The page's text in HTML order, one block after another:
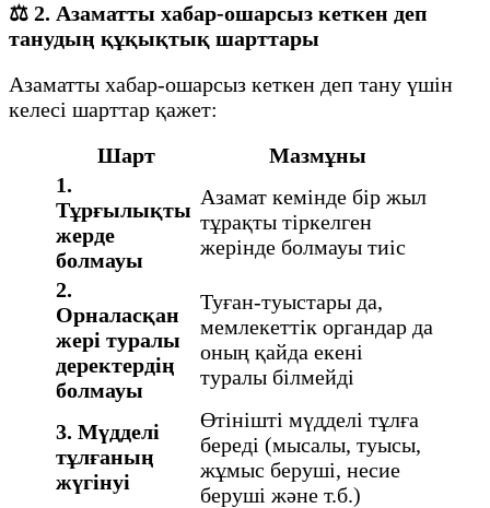
⚖️ 2. Азаматты хабар-ошарсыз кеткен деп
танудың құқықтық шарттары
Азаматты хабар-ошарсыз кеткен деп тану үшін
келесі шарттар қажет:
Шарт
Мазмұны
1.
Тұрғылықты
жерде
болмауы
Азамат кемінде бір жыл
тұрақты тіркелген
жерінде болмауы тиіс
2.
Орналасқан
жері туралы
деректердің
болмауы
Туған-туыстары да,
мемлекеттік органдар да
оның қайда екені
туралы білмейді
3. Мүдделі
тұлғаның
жүгінуі
Өтінішті мүдделі тұлға
береді (мысалы, туысы,
жұмыс беруші, несие
беруші және т.б.)